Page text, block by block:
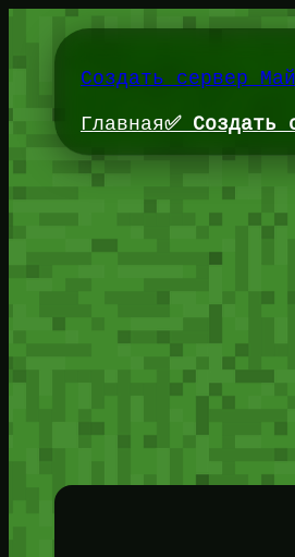
Перейти
содержимомуСоздать сервер
Главная✅ Создать